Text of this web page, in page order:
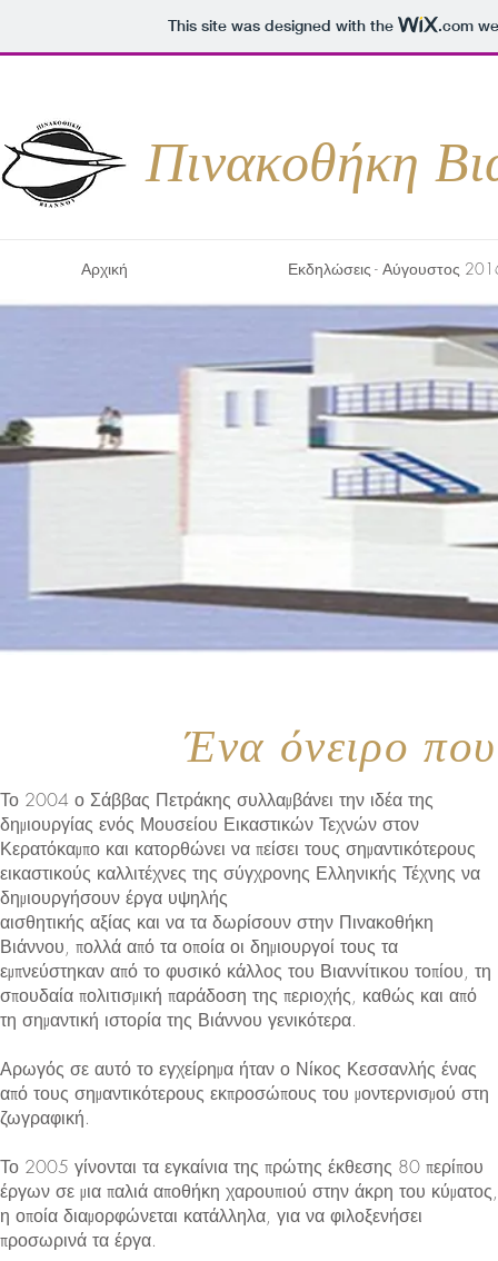
This site was designed with the .com
Αρχική Εκδηλώσεις - Αύγουστος
Πινακοθήκη
Ένα όνειρο που
Το 2004 ο Σάββας Πετράκης συλλαμβάνει την ιδέα της
δημιουργίας ενός Μουσείου Εικαστικών Τεχνών στον
Κερατόκαμπο και κατορθώνει να πείσει τους σημαντικότερους
εικαστικούς καλλιτέχνες της σύγχρονης Ελληνικής Τέχνης να
δημιουργήσουν έργα υψηλής
αισθητικής αξίας και να τα δωρίσουν στην Πινακοθήκη
Βιάννου, πολλά από τα οποία οι δημιουργοί τους τα
εμπνεύστηκαν από το φυσικό κάλλος του Βιαννίτικου τοπίου, τη
σπουδαία πολιτισμική παράδοση της περιοχής, καθώς και από
τη σημαντική ιστορία της Βιάννου γενικότερα.
Αρωγός σε αυτό το εγχείρημα ήταν ο Νίκος Κεσσανλής ένας
από τους σημαντικότερους εκπροσώπους του μοντερνισμού στη
ζωγραφική.
Το 2005 γίνονται τα εγκαίνια της πρώτης έκθεσης 80 περίπου
έργων σε μια παλιά αποθήκη χαρουπιού στην άκρη του κύματος,
η οποία διαμορφώνεται κατάλληλα, για να φιλοξενήσει
προσωρινά τα έργα.